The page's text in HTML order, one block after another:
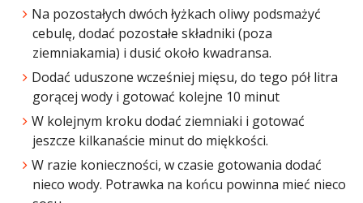
Na pozostałych dwóch łyżkach oliwy podsmażyć
cebulę, dodać pozostałe składniki (poza
ziemniakamia) i dusić około kwadransa.
Dodać uduszone wcześniej mięsu, do tego pół litra
gorącej wody i gotować kolejne 10 minut
W kolejnym kroku dodać ziemniaki i gotować
jeszcze kilkanaście minut do miękkości.
W razie konieczności, w czasie gotowania dodać
nieco wody. Potrawka na końcu powinna mieć nieco